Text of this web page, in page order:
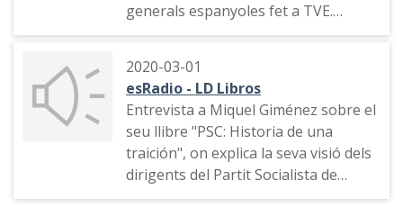
generals espanyoles fet a TVE.
Especialment sobre el que va dir
sobre el partit polític Vox
2020-03-01
esRadio - LD Libros
Entrevista a Miquel Giménez sobre el
seu llibre "PSC: Historia de una
traición", on explica la seva visió dels
dirigents del Partit Socialista de
Catalunya. També opina sobre el